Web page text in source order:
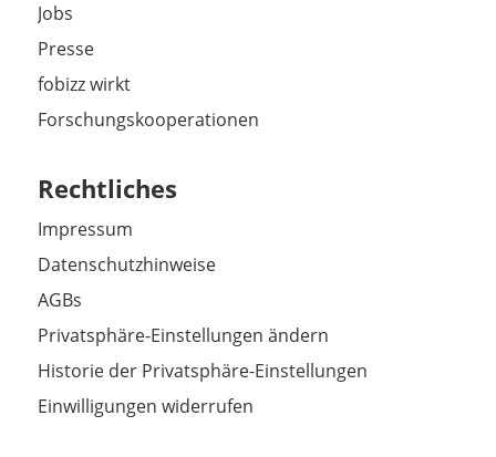
Jobs
Presse
fobizz wirkt
Forschungskooperationen
Rechtliches
Impressum
Datenschutzhinweise
AGBs
Privatsphäre-Einstellungen ändern
Historie der Privatsphäre-Einstellungen
Einwilligungen widerrufen